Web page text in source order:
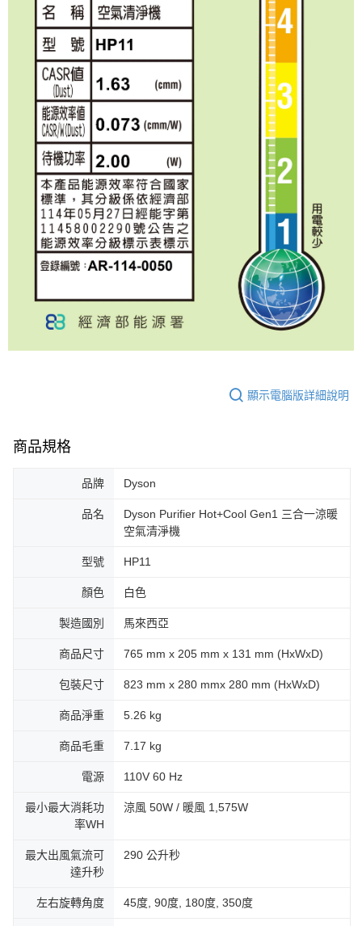
顯示電腦版詳細說明
商品規格
品牌 Dyson
品名
Dyson Purifier Hot+Cool Gen1 三合一涼暖
空氣清淨機
型號 HP11
顏色 白色
製造國別 馬來西亞
商品尺寸 765 mm x 205 mm x 131 mm (HxWxD)
包裝尺寸 823 mm x 280 mmx 280 mm (HxWxD)
商品淨重 5.26 kg
商品毛重 7.17 kg
電源 110V 60 Hz
最小最大消耗功
率WH
涼風 50W / 暖風 1,575W
最大出風氣流可
達升秒
290 公升秒
左右旋轉角度 45度, 90度, 180度, 350度